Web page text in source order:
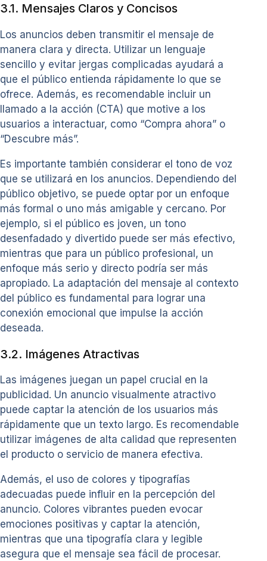
3.1. Mensajes Claros y Concisos
Los anuncios deben transmitir el mensaje de
manera clara y directa. Utilizar un lenguaje
sencillo y evitar jergas complicadas ayudará a
que el público entienda rápidamente lo que se
ofrece. Además, es recomendable incluir un
llamado a la acción (CTA) que motive a los
usuarios a interactuar, como “Compra ahora” o
“Descubre más”.
Es importante también considerar el tono de voz
que se utilizará en los anuncios. Dependiendo del
público objetivo, se puede optar por un enfoque
más formal o uno más amigable y cercano. Por
ejemplo, si el público es joven, un tono
desenfadado y divertido puede ser más efectivo,
mientras que para un público profesional, un
enfoque más serio y directo podría ser más
apropiado. La adaptación del mensaje al contexto
del público es fundamental para lograr una
conexión emocional que impulse la acción
deseada.
3.2. Imágenes Atractivas
Las imágenes juegan un papel crucial en la
publicidad. Un anuncio visualmente atractivo
puede captar la atención de los usuarios más
rápidamente que un texto largo. Es recomendable
utilizar imágenes de alta calidad que representen
el producto o servicio de manera efectiva.
Además, el uso de colores y tipografías
adecuadas puede influir en la percepción del
anuncio. Colores vibrantes pueden evocar
emociones positivas y captar la atención,
mientras que una tipografía clara y legible
asegura que el mensaje sea fácil de procesar.